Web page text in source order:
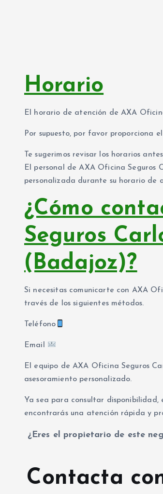
Horario
El horario de atención de AXA
Por supuesto, por favor proporciona
Te sugerimos revisar los horarios
El personal de AXA Oficina Seguros
personalizada durante su horario de
¿Cómo
Seguros
(Badajoz)?
Si necesitas comunicarte con AXA
través de los siguientes métodos.
Teléfono
Email
El equipo de AXA Oficina Seguros
asesoramiento personalizado.
Ya sea para consultar
encontrarás una atención rápida y
¿Eres el propietario de este
Contacta